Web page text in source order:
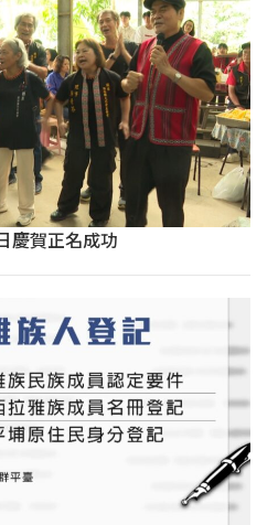
慶賀正名成功